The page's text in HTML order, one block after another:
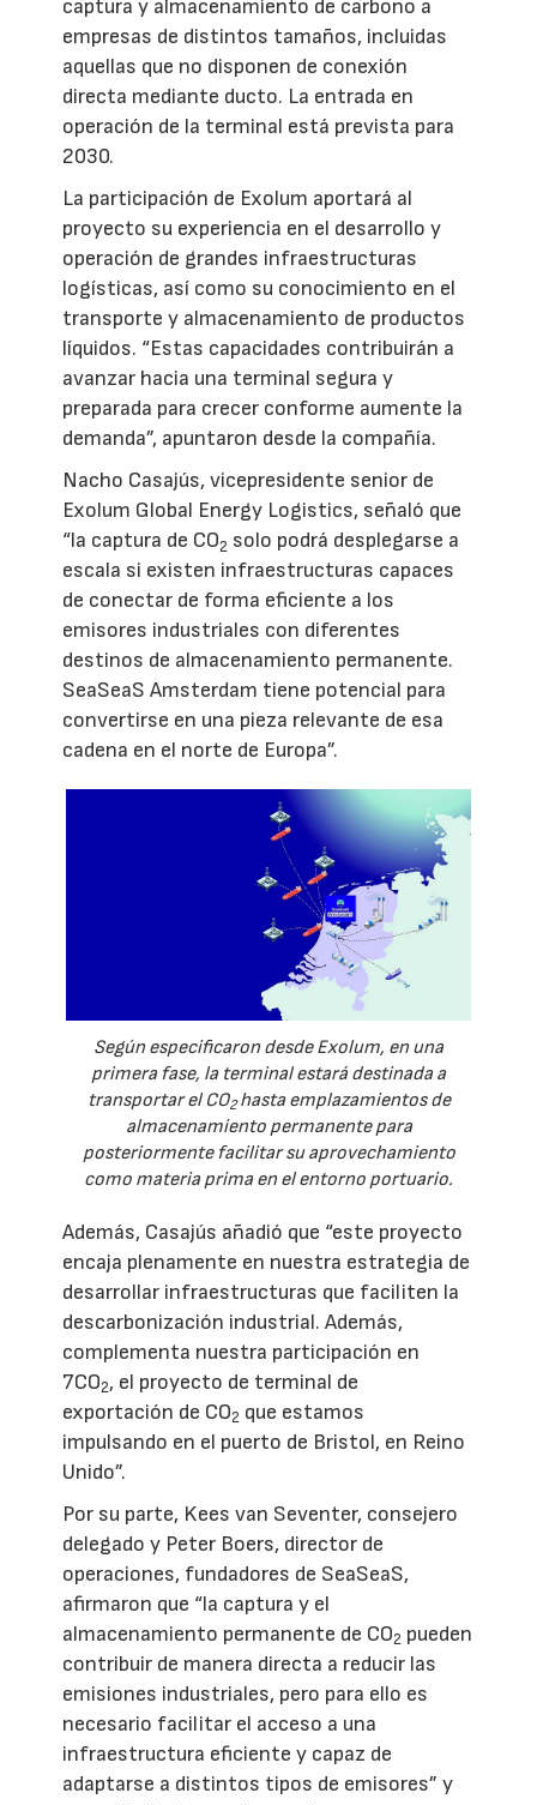
captura y almacenamiento de carbono a
empresas de distintos tamaños, incluidas
aquellas que no disponen de conexión
directa mediante ducto. La entrada en
operación de la terminal está prevista para
2030.
La participación de Exolum aportará al
proyecto su experiencia en el desarrollo y
operación de grandes infraestructuras
logísticas, así como su conocimiento en el
transporte y almacenamiento de productos
líquidos. “Estas capacidades contribuirán a
avanzar hacia una terminal segura y
preparada para crecer conforme aumente la
demanda”, apuntaron desde la compañía.
Nacho Casajús, vicepresidente senior de
Exolum Global Energy Logistics, señaló que
“la captura de CO2 solo podrá desplegarse a
escala si existen infraestructuras capaces
de conectar de forma eficiente a los
emisores industriales con diferentes
destinos de almacenamiento permanente.
SeaSeaS Amsterdam tiene potencial para
convertirse en una pieza relevante de esa
cadena en el norte de Europa”.
Según especificaron desde Exolum, en una
primera fase, la terminal estará destinada a
transportar el CO2hasta emplazamientos de
almacenamiento permanente para
posteriormente facilitar su aprovechamiento
como materia prima en el entorno portuario.
Además, Casajús añadió que “este proyecto
encaja plenamente en nuestra estrategia de
desarrollar infraestructuras que faciliten la
descarbonización industrial. Además,
complementa nuestra participación en
7CO2, el proyecto de terminal de
exportación de CO2 que estamos
impulsando en el puerto de Bristol, en Reino
Unido”.
Por su parte, Kees van Seventer, consejero
delegado y Peter Boers, director de
operaciones, fundadores de SeaSeaS,
afirmaron que “la captura y el
almacenamiento permanente de CO2 pueden
contribuir de manera directa a reducir las
emisiones industriales, pero para ello es
necesario facilitar el acceso a una
infraestructura eficiente y capaz de
adaptarse a distintos tipos de emisores” y